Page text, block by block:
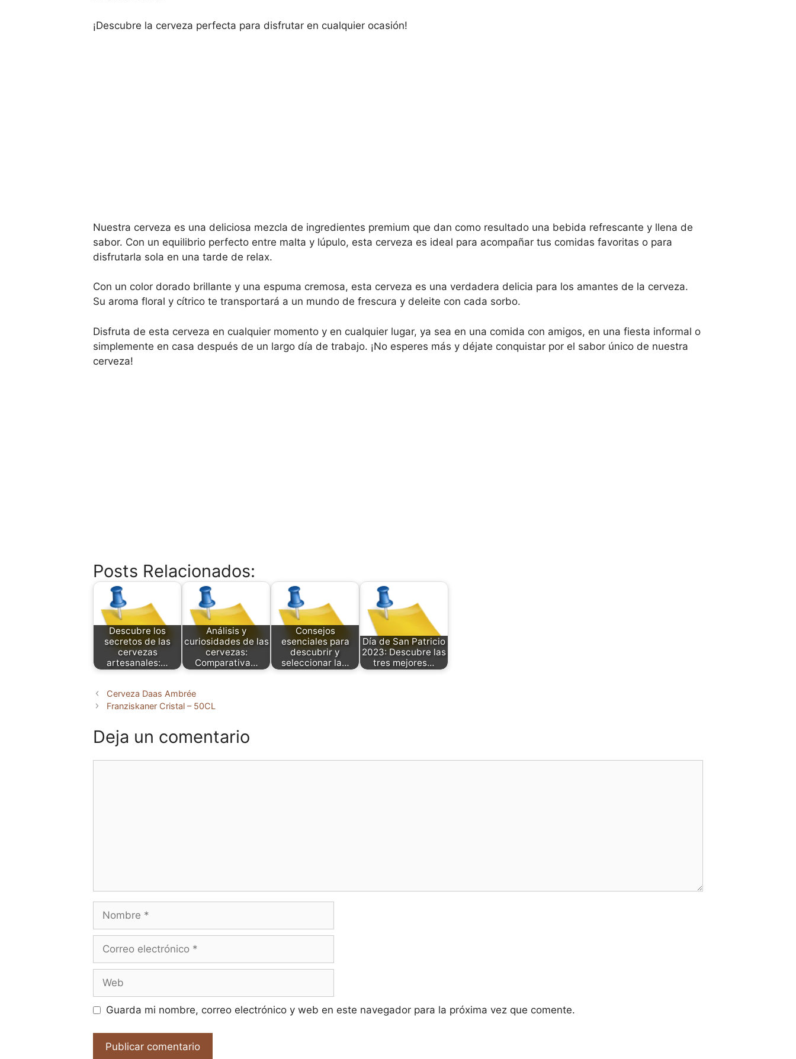
¡Descubre la cerveza perfecta para disfrutar en cualquier ocasión!
Nuestra cerveza es una deliciosa mezcla de ingredientes premium que dan como resultado una bebida refrescante y llena de
sabor. Con un equilibrio perfecto entre malta y lúpulo, esta cerveza es ideal para acompañar tus comidas favoritas o para
disfrutarla sola en una tarde de relax.
Con un color dorado brillante y una espuma cremosa, esta cerveza es una verdadera delicia para los amantes de la cerveza.
Su aroma floral y cítrico te transportará a un mundo de frescura y deleite con cada sorbo.
Disfruta de esta cerveza en cualquier momento y en cualquier lugar, ya sea en una comida con amigos, en una fiesta informal o
simplemente en casa después de un largo día de trabajo. ¡No esperes más y déjate conquistar por el sabor único de nuestra
cerveza!
Posts Relacionados:
Descubre los
secretos de las
cervezas
artesanales:…
Análisis y
curiosidades de las
cervezas:
Comparativa…
Consejos
esenciales para
descubrir y
seleccionar la…
Día de San Patricio
2023: Descubre las
tres mejores…
Cerveza Daas Ambrée
Franziskaner Cristal – 50CL
Deja un comentario
Nombre
Correo
Web
Guarda mi nombre, correo electrónico y web en este navegador para la próxima vez que comente.